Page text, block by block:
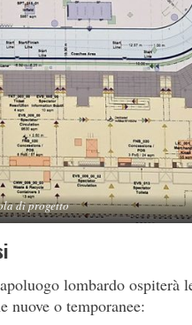
di progetto
lombardo ospiterà
nuove o temporanee: